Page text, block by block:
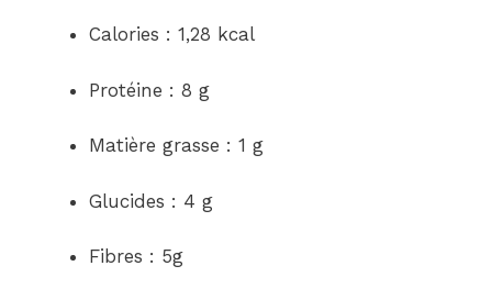
Calories : 1,28 kcal
Protéine : 8 g
Matière grasse : 1 g
Glucides : 4 g
Fibres : 5g